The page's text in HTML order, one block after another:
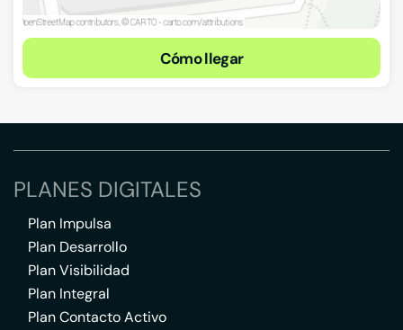
Cómo llegar
PLANES DIGITALES
Plan Impulsa
Plan Desarrollo
Plan Visibilidad
Plan Integral
Plan Contacto Activo